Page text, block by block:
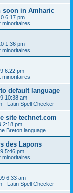
soon in Amharic
6:17 pm
minoritaires
1:36 pm
minoritaires
6:22 pm
minoritaires
default language
10:38 am
- Latin Spell Checker
site technet.com
2:18 pm
Breton language
des Lapons
5:46 pm
minoritaires
6:33 am
- Latin Spell Checker